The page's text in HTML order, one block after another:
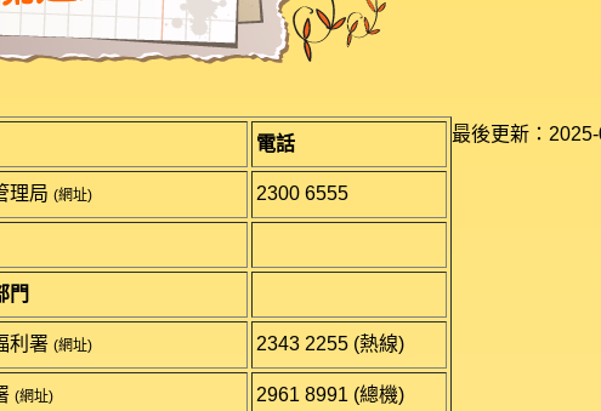
最後更新：
電話
理局 (網址) 2300 6555
門
利署 (網址) 2343 2255 (熱線)
(網址)
2961 8991 (總機)